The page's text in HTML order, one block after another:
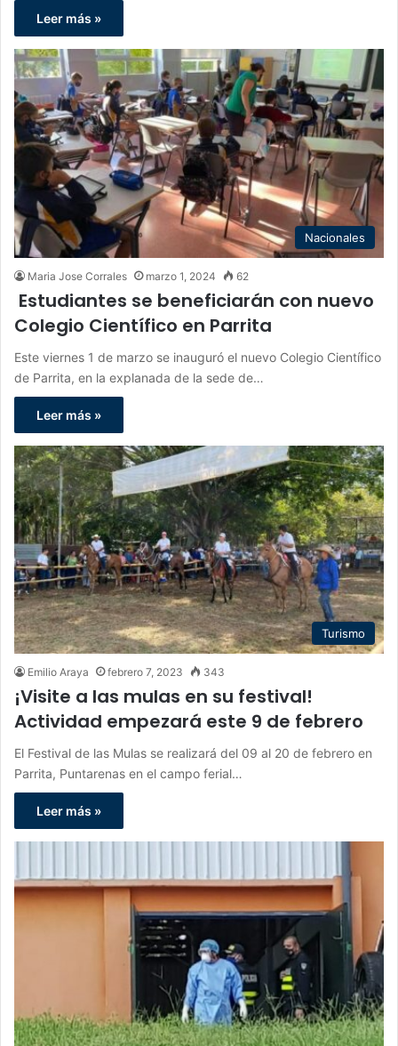
Leer más »
Nacionales
Maria Jose Corrales marzo 1, 2024 62
Estudiantes se beneficiarán con nuevo
Colegio Científico en Parrita
Este viernes 1 de marzo se inauguró el nuevo Colegio Científico
de Parrita, en la explanada de la sede de…
Leer más »
Turismo
Emilio Araya febrero 7, 2023 343
¡Visite a las mulas en su festival!
Actividad empezará este 9 de febrero
El Festival de las Mulas se realizará del 09 al 20 de febrero en
Parrita, Puntarenas en el campo ferial…
Leer más »